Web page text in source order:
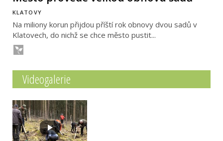
KLATOVY
Na miliony korun přijdou příští rok obnovy dvou sadů v
Klatovech, do nichž se chce město pustit...
Videogalerie